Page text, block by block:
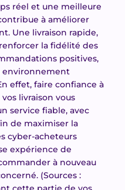
réel et une meilleure
à améliorer
Une livraison rapide,
la fidélité des
positives,
environnement
effet, faire confiance à
livraison vous
service fiable, avec
de maximiser la
cyber-acheteurs
expérience de
à nouveau
(Sources :